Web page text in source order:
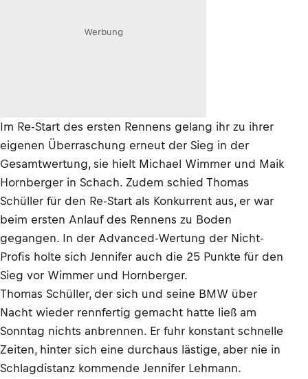
Werbung
Im Re-Start des ersten Rennens gelang ihr zu ihrer
eigenen Überraschung erneut der Sieg in der
Gesamtwertung, sie hielt Michael Wimmer und Maik
Hornberger in Schach. Zudem schied Thomas
Schüller für den Re-Start als Konkurrent aus, er war
beim ersten Anlauf des Rennens zu Boden
gegangen. In der Advanced-Wertung der Nicht-
Profis holte sich Jennifer auch die 25 Punkte für den
Sieg vor Wimmer und Hornberger.
Thomas Schüller, der sich und seine BMW über
Nacht wieder rennfertig gemacht hatte ließ am
Sonntag nichts anbrennen. Er fuhr konstant schnelle
Zeiten, hinter sich eine durchaus lästige, aber nie in
Schlagdistanz kommende Jennifer Lehmann.